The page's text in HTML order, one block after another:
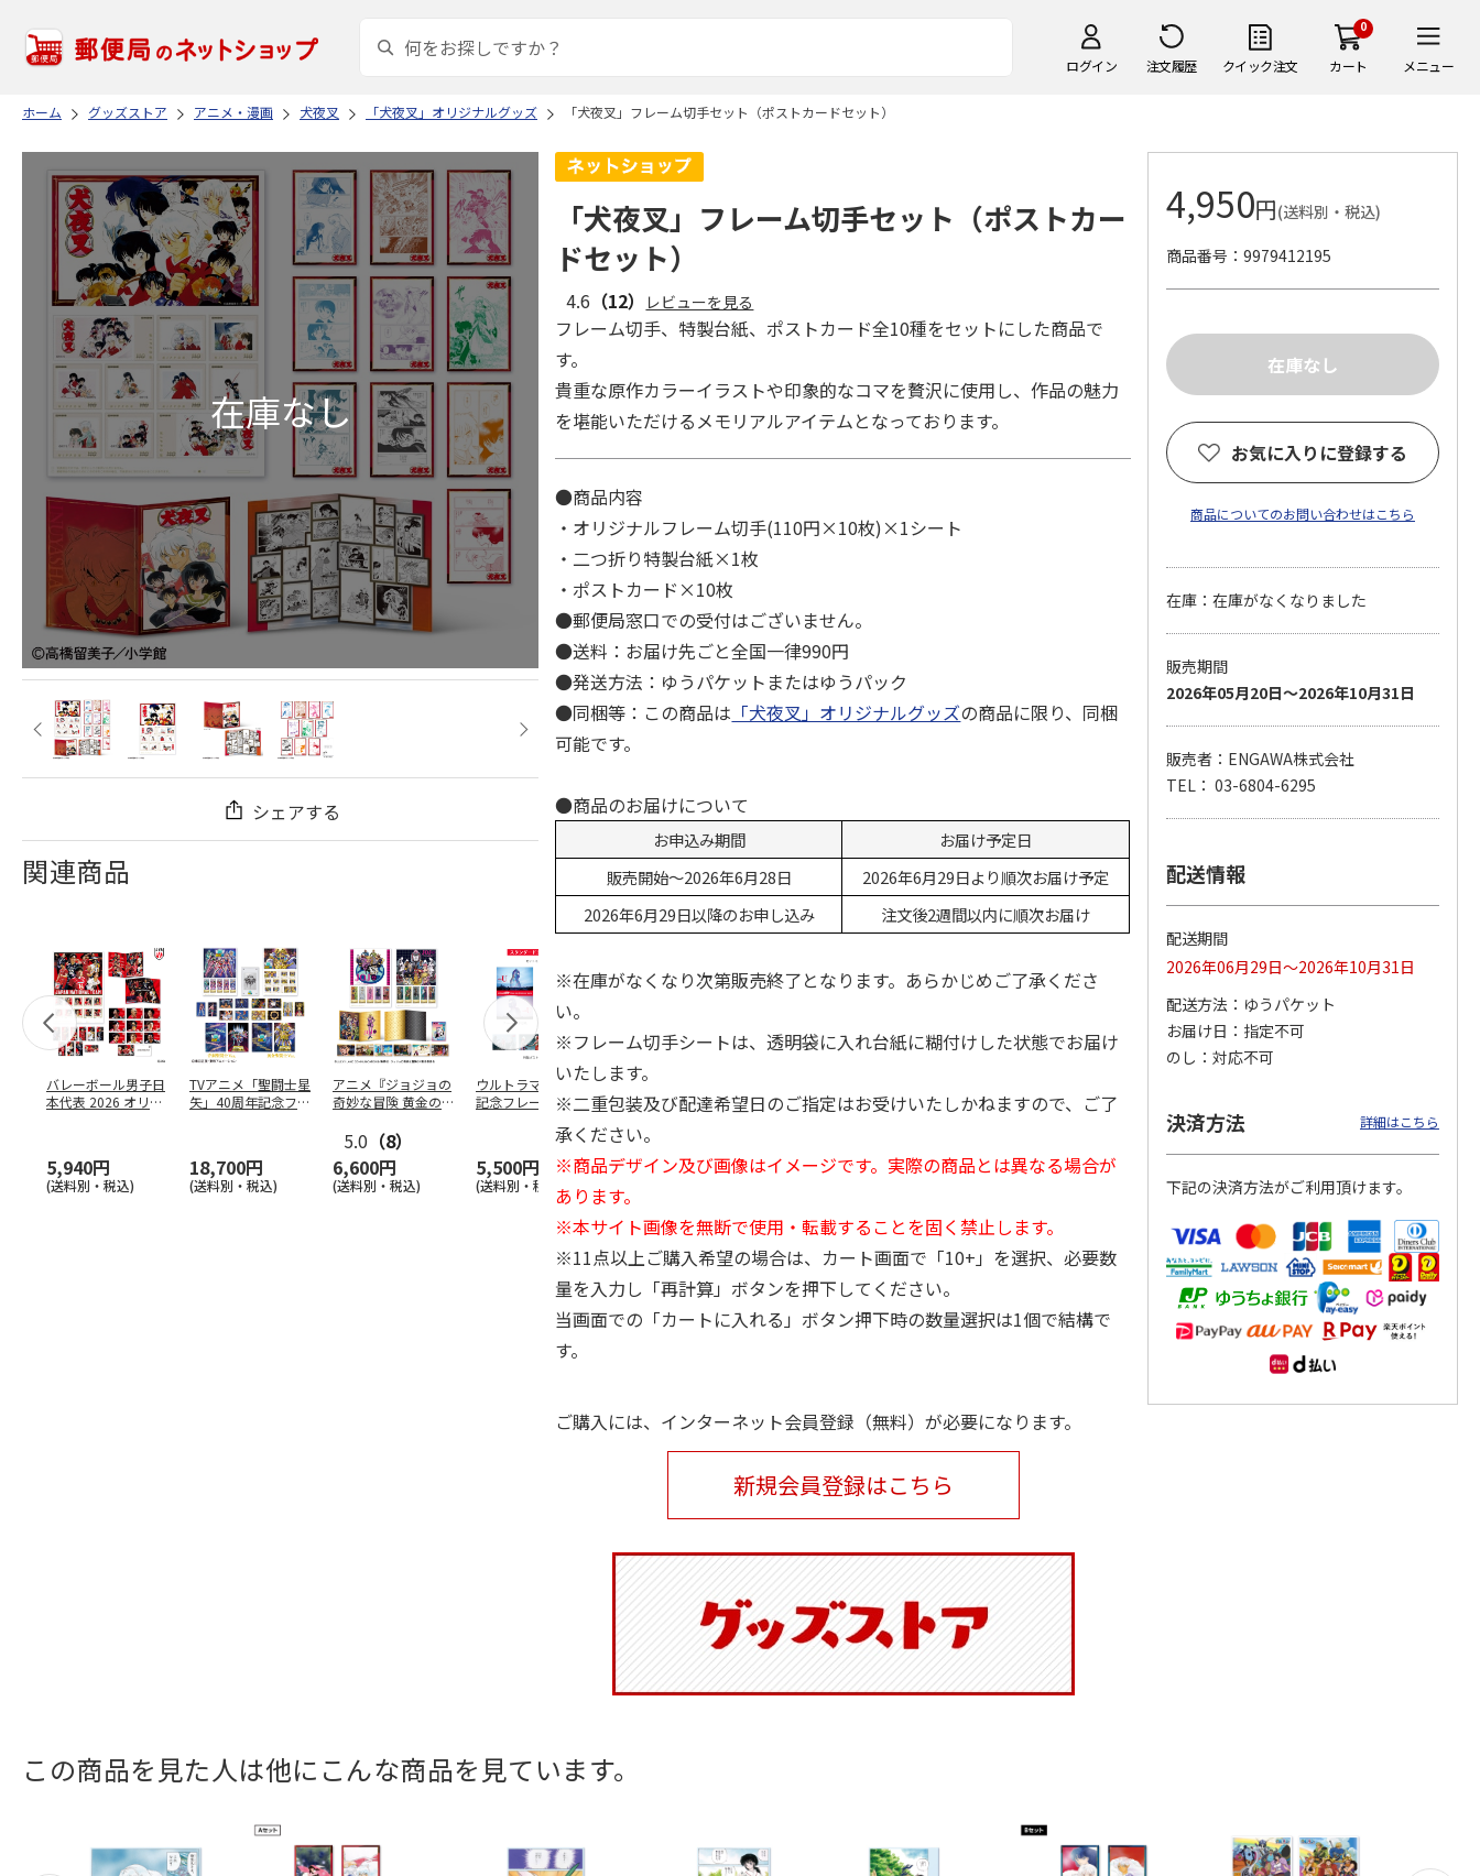
ログイン 注文履歴 クイック注文
0
カート メニュー
ホーム グッズストア アニメ・漫画 犬夜叉 「犬夜叉」オリジナルグッズ 「犬夜叉」フレーム切手セット（ポストカードセット）
シェアする
関連商品
バレーボール男子日
本代表 2026 オリジ
5,940円
(送料別・税込)
TVアニメ「聖闘士星
矢」40周年記念フレ
18,700円
(送料別・税込)
アニメ『ジョジョの
奇妙な冒険 黄金の
ーム…
5.0 （8）
6,600円
(送料別・税込)
ウルトラマン60周年
記念フレーム切手コ
5,500円
(送料別・税込)
「昭和100年」記念
昭和の鉄道フレーム
切手セット Vol
4.8
4,400円
フ編」フレーム切手
&ポストカードセッ
5,500円
矢」40周年記念フレ
6,050円
ブ」オリジナルフレ
ーム切手セット（万
4,400円
レーム切手セット
5.0（3）
(送料・税込)
ーム切手セット
(送料別・税込)
「犬夜叉」フレーム切手セット（ポストカー
ドセット）
4.6 （12） レビューを見る
フレーム切手、特製台紙、ポストカード全10種をセットにした商品で
す。
貴重な原作カラーイラストや印象的なコマを贅沢に使用し、作品の魅力
を堪能いただけるメモリアルアイテムとなっております。
●商品内容
・オリジナルフレーム切手(110円×10枚)×1シート
・二つ折り特製台紙×1枚
・ポストカード×10枚
●郵便局窓口での受付はございません。
●送料：お届け先ごと全国一律990円
●発送方法：ゆうパケットまたはゆうパック
●同梱等：この商品は 「犬夜叉」オリジナルグッズの商品に限り、同梱
可能です。
●商品のお届けについて
お申込み期間
お届け予定日
販売開始～2026年6月28日
2026年6月29日より順次お届け予定
2026年6月29日以降のお申し込み
注文後2週間以内に順次お届け
※在庫がなくなり次第販売終了となります。あらかじめご了承くださ
い。
※フレーム切手シートは、透明袋に入れ台紙に糊付けした状態でお届け
いたします。
※二重包装及び配達希望日のご指定はお受けいたしかねますので、ご了
承ください。
※商品デザイン及び画像はイメージです。実際の商品とは異なる場合が
あります。
※本サイト画像を無断で使用・転載することを固く禁止します。
※11点以上ご購入希望の場合は、カート画面で「10+」を選択、必要数
量を入力し「再計算」ボタンを押下してください。
当画面での「カートに入れる」ボタン押下時の数量選択は1個で結構で
す。
ご購入には、インターネット会員登録（無料）が必要になります。
新規会員登録はこちら
4,950円(送料別・税込)
商品番号
9979412195
お気に入りに登録する
商品についてのお問い合わせはこちら
在庫：在庫がなくなりました
販売期間
2026年05月20日～2026年10月31日
販売者：ENGAWA株式会社
TEL： 03-6804-6295
配送情報
配送期間
2026年06月29日～2026年10月31日
配送方法
ゆうパケット
お届け日
指定不可
のし
対応不可
決済方法 詳細はこちら
下記の決済方法がご利用頂けます。
この商品を見た人は他にこんな商品を見ています。